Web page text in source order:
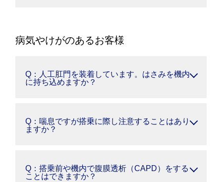
病気やけがのあるお客様
Q：人工肛門を装着しています。はさみを機内
に持ち込めますか？
Q：喘息ですが搭乗に際し注意することはあり
ますか？
Q：搭乗前や機内で腹膜透析（CAPD）をする
ことはできますか？